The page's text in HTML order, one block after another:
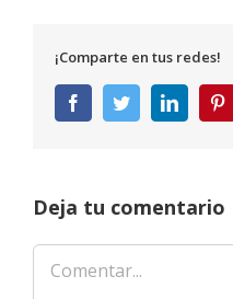
¡Comparte en tus redes!
FacebookTwitterLinkedIn
Deja tu comentario
Comentar